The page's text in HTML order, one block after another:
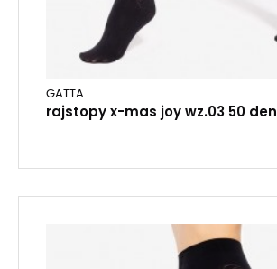
GATTA
rajstopy x-mas joy wz.03 50 den